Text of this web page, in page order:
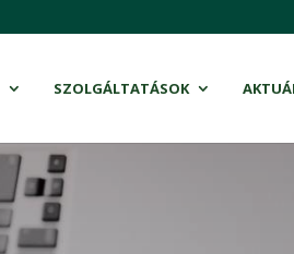
SZOLGÁLTATÁSOK